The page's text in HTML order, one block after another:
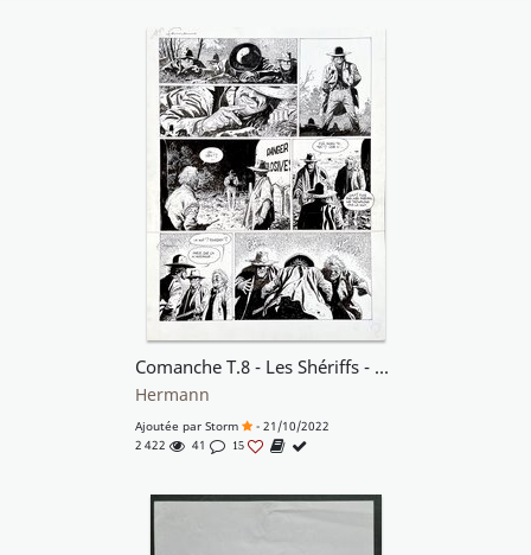
Comanche T.8 - Les Shériffs - Planche 34
Hermann
Ajoutée par Storm
- 21/10/2022
2 422
41 15